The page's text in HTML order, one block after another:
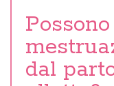
dal